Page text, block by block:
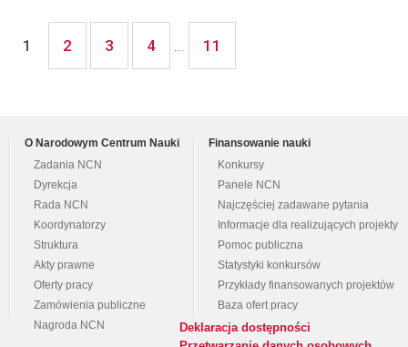
1 2 3 4 ... 11
O Narodowym Centrum Nauki
Zadania NCN
Dyrekcja
Rada NCN
Koordynatorzy
Struktura
Akty prawne
Oferty pracy
Zamówienia publiczne
Nagroda NCN
Finansowanie nauki
Konkursy
Panele NCN
Najczęściej zadawane pytania
Informacje dla realizujących projekty
Pomoc publiczna
Statystyki konkursów
Przykłady finansowanych projektów
Baza ofert pracy
Deklaracja dostępności